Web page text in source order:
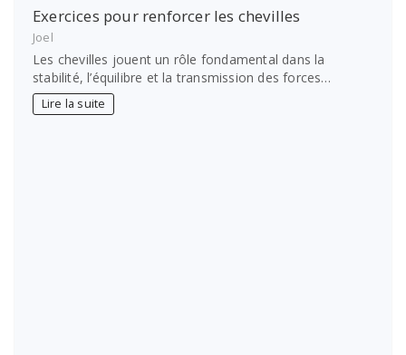
Exercices pour renforcer les chevilles
Joel
Les chevilles jouent un rôle fondamental dans la
stabilité, l’équilibre et la transmission des forces…
Lire la suite